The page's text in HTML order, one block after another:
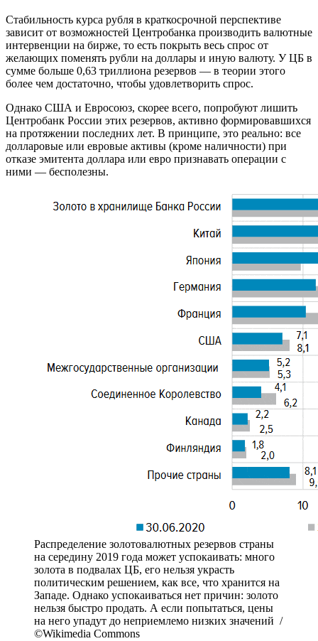
Стабильность курса рубля в краткосрочной перспективе
зависит от возможностей Центробанка производить валютные
интервенции на бирже, то есть покрыть весь спрос от
желающих поменять рубли на доллары и иную валюту. У ЦБ в
сумме больше 0,63 триллиона резервов — в теории этого
более чем достаточно, чтобы удовлетворить спрос.
Однако США и Евросоюз, скорее всего, попробуют лишить
Центробанк России этих резервов, активно формировавшихся
на протяжении последних лет. В принципе, это реально: все
долларовые или евровые активы (кроме наличности) при
отказе эмитента доллара или евро признавать операции с
ними — бесполезны.
Распределение золотовалютных резервов страны
на середину 2019 года может успокаивать: много
золота в подвалах ЦБ, его нельзя украсть
политическим решением, как все, что хранится на
Западе. Однако успокаиваться нет причин: золото
нельзя быстро продать. А если попытаться, цены
на него упадут до неприемлемо низких значений /
©Wikimedia Commons